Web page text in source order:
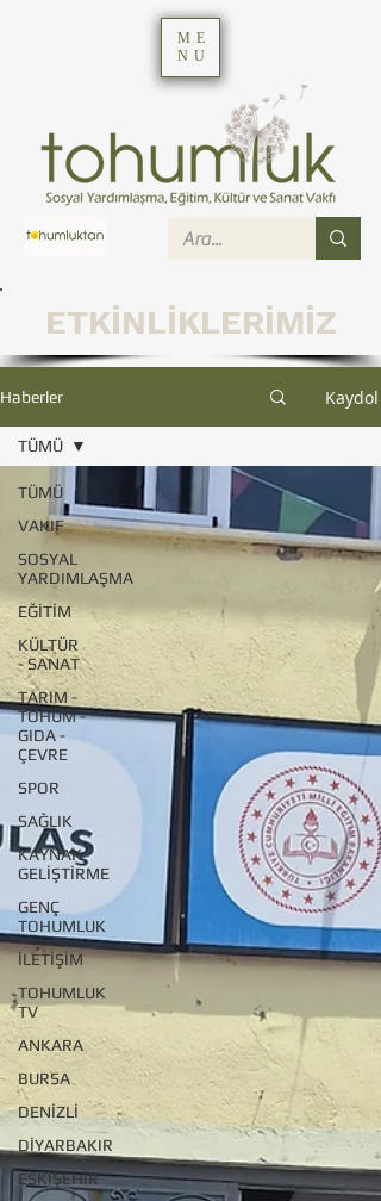
ME
NU
ETKİNLİKLERİMİZ
Haberler Kaydol
TÜMÜ
VAKIF
SOSYAL
YARDIMLAŞMA
EĞİTİM
KÜLTÜR
- SANAT
TARIM -
TOHUM -
GIDA -
ÇEVRE
SPOR
SAĞLIK
KAYNAK
GELİŞTİRME
GENÇ
TOHUMLUK
İLETİŞİM
TOHUMLUK
TV
ANKARA
BURSA
DENİZLİ
DİYARBAKIR
ESKİŞEHİR
TÜMÜ